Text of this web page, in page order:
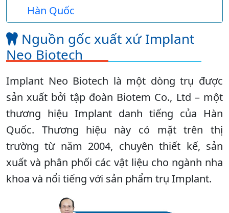
Hàn Quốc
Nguồn gốc xuất xứ Implant
Neo Biotech
Implant Neo Biotech là một dòng trụ được
sản xuất bởi tập đoàn Biotem Co., Ltd – một
thương hiệu Implant danh tiếng của Hàn
Quốc. Thương hiệu này có mặt trên thị
trường từ năm 2004, chuyên thiết kế, sản
xuất và phân phối các vật liệu cho ngành nha
khoa và nổi tiếng với sản phẩm trụ Implant.